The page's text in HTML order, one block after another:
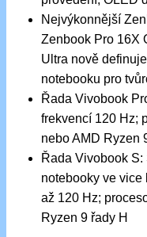
Nejvýkonnější
Zenbook Pro 16X
Ultra nově
notebooku pro
Řada Vivobook
frekvencí 120 Hz;
nebo AMD Ryzen
Řada Vivobook
notebooky ve vice
až 120 Hz;
Ryzen 9 řady H